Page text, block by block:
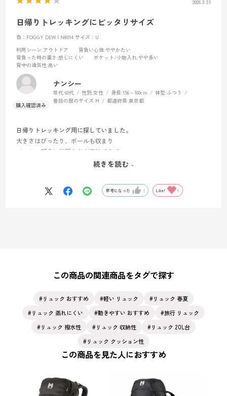
2026.3.31
日帰りトレッキングにピッタリサイズ
色：FOGGY DEW | N8014 サイズ：U
利用シーン:アウトドア 背負い心地:ややかたい
背負った時の重さ:感じにくい ポケット/小物入れ:やや多い
背中の通気性:高い
ナンシー
年代:60代 性別:女性 身長:156～160cm 体型:ふつう
普段の服のサイズ:M 都道府県:東京都
日帰りトレッキング用に探していました。
大きさはぴったり、ポールも収まり
メッシュ部分に地図などが収納できて
便利です。一つ残念だったのは続きを読む
参考になった 1 Like! 1
この商品の関連商品をタグで探す
リュック おすすめ 軽い リュック
リュック 春夏
リュック 蒸れにくい
動きやすい おすすめ
旅行 リュック
リュック 撥水性
リュック 収納性
リュック 20L台
リュック クッション性
この商品を見た人におすすめ